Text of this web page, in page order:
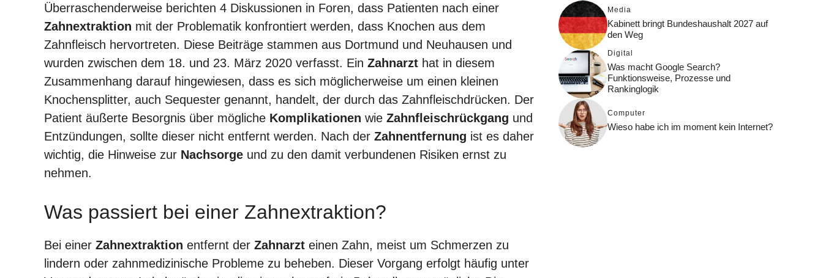
Überraschenderweise berichten 4 Diskussionen in Foren, dass Patienten nach einer
Zahnextraktion mit der Problematik konfrontiert werden, dass Knochen aus dem
Zahnfleisch hervortreten. Diese Beiträge stammen aus Dortmund und Neuhausen und
wurden zwischen dem 18. und 23. März 2020 verfasst. Ein Zahnarzt hat in diesem
Zusammenhang darauf hingewiesen, dass es sich möglicherweise um einen kleinen
Knochensplitter, auch Sequester genannt, handelt, der durch das Zahnfleischdrücken. Der
Patient äußerte Besorgnis über mögliche Komplikationen wie Zahnfleischrückgang und
Entzündungen, sollte dieser nicht entfernt werden. Nach der Zahnentfernung ist es daher
wichtig, die Hinweise zur Nachsorge und zu den damit verbundenen Risiken ernst zu
nehmen.
Was passiert bei einer Zahnextraktion?
Bei einer Zahnextraktion entfernt der Zahnarzt einen Zahn, meist um Schmerzen zu
lindern oder zahnmedizinische Probleme zu beheben. Dieser Vorgang erfolgt häufig unter
Media
Kabinett bringt Bundeshaushalt 2027 auf
den Weg
Digital
Was macht Google Search?
Funktionsweise, Prozesse und
Rankinglogik
Computer
Wieso habe ich im moment kein Internet?